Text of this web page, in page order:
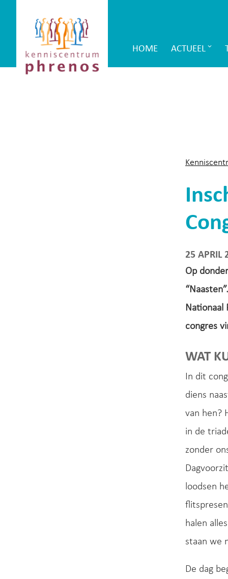
Phrenos
website
Main
HOME ACTUEEL
25 APRIL
Op
Nationaal
congres
WAT
In dit
diens
van hen?
in de
zonder
loodsen
halen
staan we
De dag